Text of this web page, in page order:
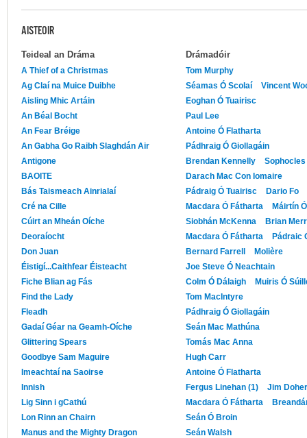
AISTEOIR
Teideal an Dráma Drámadóir
A Thief of a Christmas
Tom Murphy
Ag Claí na Muice Duibhe
Séamas Ó Scolaí
Vincent
Aisling Mhic Artáin
Eoghan Ó Tuairisc
An Béal Bocht
Paul Lee
An Fear Bréige
Antoine Ó Flatharta
An Gabha Go Raibh Slaghdán Air
Pádhraig Ó Giollagáin
Antigone
Brendan Kennelly
Sophocles
BAOITE
Darach Mac Con Iomaire
Bás Taismeach Ainrialaí
Pádraig Ó Tuairisc
Dario Fo
Cré na Cille
Macdara Ó Fátharta
Máirtín
Cúirt an Mheán Oíche
Siobhán McKenna
Brian
Deoraíocht
Macdara Ó Fátharta
Pádraic
Don Juan
Bernard Farrell
Molière
Éistigí...Caithfear Éisteacht
Joe Steve Ó Neachtain
Fiche Blian ag Fás
Colm Ó Dálaigh
Muiris Ó
Find the Lady
Tom MacIntyre
Fleadh
Pádhraig Ó Giollagáin
Gadaí Géar na Geamh-Oíche
Seán Mac Mathúna
Glittering Spears
Tomás Mac Anna
Goodbye Sam Maguire
Hugh Carr
Imeachtaí na Saoirse
Antoine Ó Flatharta
Innish
Fergus Linehan (1)
Jim
Lig Sinn i gCathú
Macdara Ó Fátharta
Lon Rinn an Chairn
Seán Ó Broin
Manus and the Mighty Dragon
Seán Walsh